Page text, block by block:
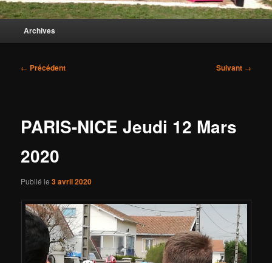
Archives
Navigation
← Précédent Suivant →
PARIS-NICE Jeudi 12 Mars
2020
Publié le3 avril 2020